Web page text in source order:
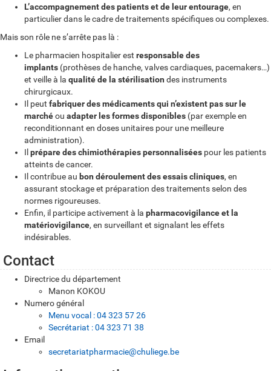
L’accompagnement des patients et de leur entourage, en
particulier dans le cadre de traitements spécifiques ou complexes.
Mais son rôle ne s’arrête pas là :
Le pharmacien hospitalier est responsable des
implants (prothèses de hanche, valves cardiaques, pacemakers…)
et veille à la qualité de la stérilisation des instruments
chirurgicaux.
Il peut fabriquer des médicaments qui n’existent pas sur le
marchéou adapter les formes disponibles (par exemple en
reconditionnant en doses unitaires pour une meilleure
administration).
Il prépare des chimiothérapies personnalisées pour les patients
atteints de cancer.
Il contribue au bon déroulement des essais cliniques, en
assurant stockage et préparation des traitements selon des
normes rigoureuses.
Enfin, il participe activement à la pharmacovigilance et la
matériovigilance, en surveillant et signalant les effets
indésirables.
Contact
Directrice du département
Manon KOKOU
Numero général
Menu vocal : 04 323 57 26
Secrétariat : 04 323 71 38
Email
secretariatpharmacie@chuliege.be